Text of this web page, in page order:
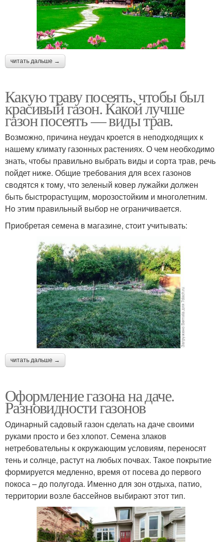
читать дальше →
Какую траву посеять, чтобы был
красивый газон. Какой лучше
газон посеять — виды трав.
Возможно, причина неудач кроется в неподходящих к
нашему климату газонных растениях. О чем необходимо
знать, чтобы правильно выбрать виды и сорта трав, речь
пойдет ниже. Общие требования для всех газонов
сводятся к тому, что зеленый ковер лужайки должен
быть быстрорастущим, морозостойким и многолетним.
Но этим правильный выбор не ограничивается.
Приобретая семена в магазине, стоит учитывать:
читать дальше →
Оформление газона на даче.
Разновидности газонов
Одинарный садовый газон сделать на даче своими
руками просто и без хлопот. Семена злаков
нетребовательны к окружающим условиям, переносят
тень и солнце, растут на любых почвах. Такое покрытие
формируется медленно, время от посева до первого
покоса – до полугода. Именно для зон отдыха, патио,
территории возле бассейнов выбирают этот тип.